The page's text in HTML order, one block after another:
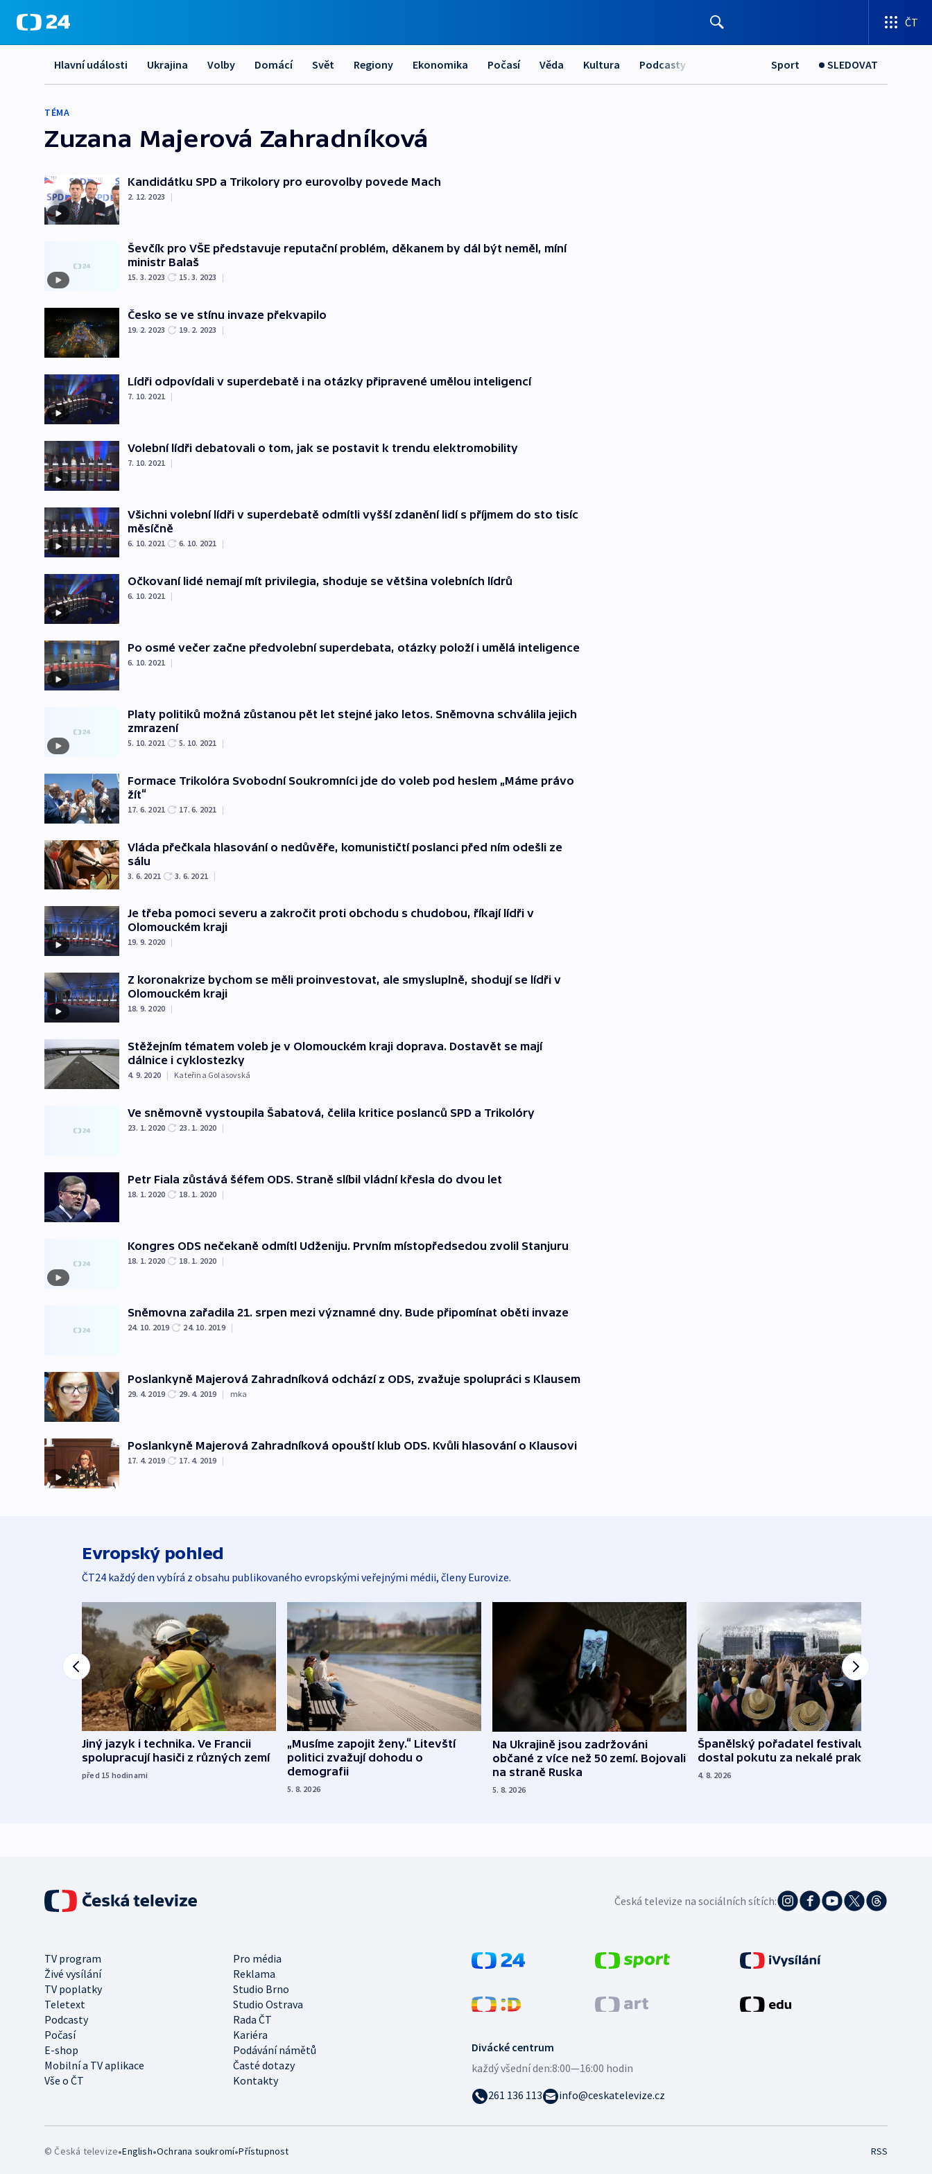
ČT
Hlavní události Ukrajina Volby Domácí Svět Regiony Ekonomika Počasí Věda Kultura Podcasty Sport SLEDOVAT
TÉMA
Zuzana Majerová Zahradníková
Kandidátku SPD a Trikolory pro eurovolby povede Mach
2. 12. 2023 |
Ševčík pro VŠE představuje reputační problém, děkanem by dál být neměl, míní
ministr Balaš
15. 3. 2023 15. 3. 2023 |
Česko se ve stínu invaze překvapilo
19. 2. 2023 19. 2. 2023 |
Lídři odpovídali v superdebatě i na otázky připravené umělou inteligencí
7. 10. 2021 |
Volební lídři debatovali o tom, jak se postavit k trendu elektromobility
7. 10. 2021 |
Všichni volební lídři v superdebatě odmítli vyšší zdanění lidí s příjmem do sto tisíc
měsíčně
6. 10. 2021 6. 10. 2021 |
Očkovaní lidé nemají mít privilegia, shoduje se většina volebních lídrů
6. 10. 2021 |
Po osmé večer začne předvolební superdebata, otázky položí i umělá inteligence
6. 10. 2021 |
Platy politiků možná zůstanou pět let stejné jako letos. Sněmovna schválila jejich
zmrazení
5. 10. 2021 5. 10. 2021 |
Formace Trikolóra Svobodní Soukromníci jde do voleb pod heslem „Máme právo
žít“
17. 6. 2021 17. 6. 2021 |
Vláda přečkala hlasování o nedůvěře, komunističtí poslanci před ním odešli ze
sálu
3. 6. 2021 3. 6. 2021 |
Je třeba pomoci severu a zakročit proti obchodu s chudobou, říkají lídři v
Olomouckém kraji
19. 9. 2020 |
Z koronakrize bychom se měli proinvestovat, ale smysluplně, shodují se lídři v
Olomouckém kraji
18. 9. 2020 |
Stěžejním tématem voleb je v Olomouckém kraji doprava. Dostavět se mají
dálnice i cyklostezky
4. 9. 2020 | Kateřina Golasovská
Ve sněmovně vystoupila Šabatová, čelila kritice poslanců SPD a Trikolóry
23. 1. 2020 23. 1. 2020 |
Petr Fiala zůstává šéfem ODS. Straně slíbil vládní křesla do dvou let
18. 1. 2020 18. 1. 2020 |
Kongres ODS nečekaně odmítl Udženiju. Prvním místopředsedou zvolil Stanjuru
18. 1. 2020 18. 1. 2020 |
Sněmovna zařadila 21. srpen mezi významné dny. Bude připomínat oběti invaze
24. 10. 2019 24. 10. 2019 |
Poslankyně Majerová Zahradníková odchází z ODS, zvažuje spolupráci s Klausem
29. 4. 2019 29. 4. 2019 | mka
Poslankyně Majerová Zahradníková opouští klub ODS. Kvůli hlasování o Klausovi
17. 4. 2019 17. 4. 2019 |
Evropský pohled
ČT24 každý den vybírá z obsahu publikovaného evropskými veřejnými médii, členy Eurovize.
Jiný jazyk i technika. Ve Francii
spolupracují hasiči z různých zemí
před 15 hodinami
„Musíme zapojit ženy.“ Litevští
politici zvažují dohodu o
demografii
5. 8. 2026
Na Ukrajině jsou zadržováni
občané z více než 50 zemí. Bojovali
na straně Ruska
5. 8. 2026
Španělský pořadatel festivalu
dostal pokutu za nekalé praktiky
4. 8. 2026
Česká televize na sociálních sítích:
TV program
Pro média
Živé vysílání
Reklama
TV poplatky
Studio Brno
Teletext
Studio Ostrava
Podcasty
Rada ČT
Počasí
Kariéra
E-shop
Podávání námětů
Mobilní a TV aplikace
Časté dotazy
Vše o ČT
Kontakty
Divácké centrum
každý všední den:8:00—16:00 hodin
261 136 113
info@ceskatelevize.cz
© Česká televize•English•Ochrana soukromí•Přístupnost RSS